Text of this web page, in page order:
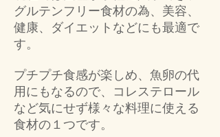
グルテンフリー食材の為、美容、
健康、ダイエットなどにも最適で
す。
プチプチ食感が楽しめ、魚卵の代
用にもなるので、コレステロール
など気にせず様々な料理に使える
食材の１つです。